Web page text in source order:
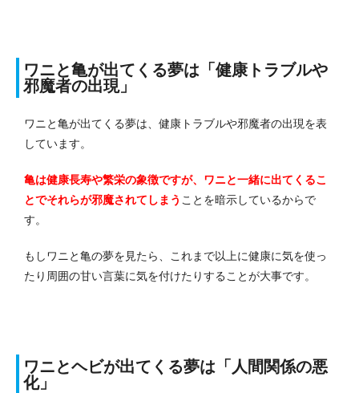
ワニと亀が出てくる夢は「健康トラブルや
邪魔者の出現」
ワニと亀が出てくる夢は、健康トラブルや邪魔者の出現を表
しています。
亀は健康長寿や繁栄の象徴ですが、ワニと一緒に出てくるこ
とでそれらが邪魔されてしまう ことを暗示しているからで
す。
もしワニと亀の夢を見たら、これまで以上に健康に気を使っ
たり周囲の甘い言葉に気を付けたりすることが大事です。
ワニとヘビが出てくる夢は「人間関係の悪
化」